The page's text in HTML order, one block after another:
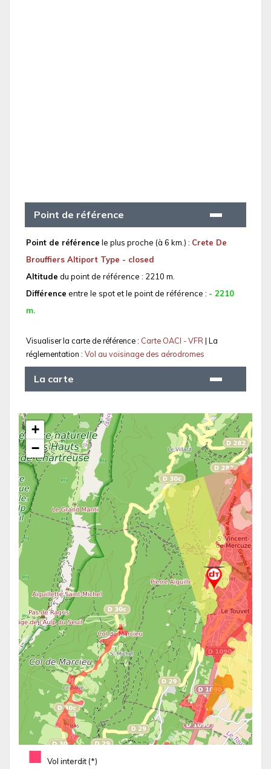
Point de référence
Point de référence le plus proche (à 6 km.) : Crete De
Brouffiers Altiport Type - closed
Altitude du point de référence : 2210 m.
Différence entre le spot et le point de référence : - 2210
m.
Visualiser la carte de référence : Carte OACI - VFR| La
réglementation : Vol au voisinage des aérodromes
La carte
■ Vol interdit (*)